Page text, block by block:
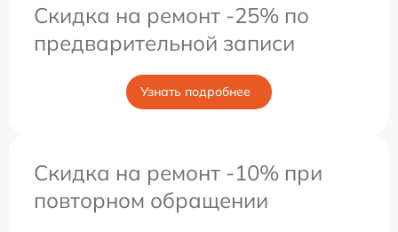
Скидка на ремонт -25% по
предварительной записи
Узнать подробнее
Скидка на ремонт -10% при
повторном обращении